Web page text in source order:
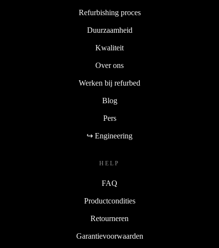
Refurbishing proces
Duurzaamheid
Kwaliteit
Over ons
Werken bij refurbed
Blog
Pers
↪ Engineering
HELP
FAQ
Productcondities
Retourneren
Garantievoorwaarden